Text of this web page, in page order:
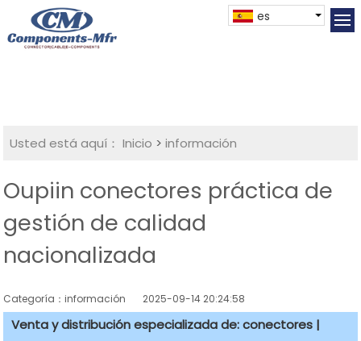
es
Usted está aquí： Inicio >información
Oupiin conectores práctica de
gestión de calidad
nacionalizada
Categoría：información 2025-09-14 20:24:58
Venta y distribución especializada de: conectores |